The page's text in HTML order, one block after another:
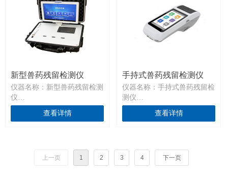
新型兽药残留检测仪
仪器名称：新型兽药残留检测
仪
仪器型号：ZDJBY-03型
查看详情
手持式兽药残留检测仪
仪器名称：手持式兽药残留检
测仪
仪器型号：ZDJBY-Ⅰ-01型（单
查看详情
上一页 1 2 3 4 下一页